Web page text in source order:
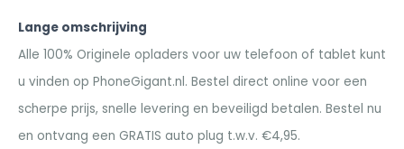
Lange omschrijving
Alle 100% Originele opladers voor uw telefoon of tablet kunt
u vinden op PhoneGigant.nl. Bestel direct online voor een
scherpe prijs, snelle levering en beveiligd betalen. Bestel nu
en ontvang een GRATIS auto plug t.w.v. €4,95.